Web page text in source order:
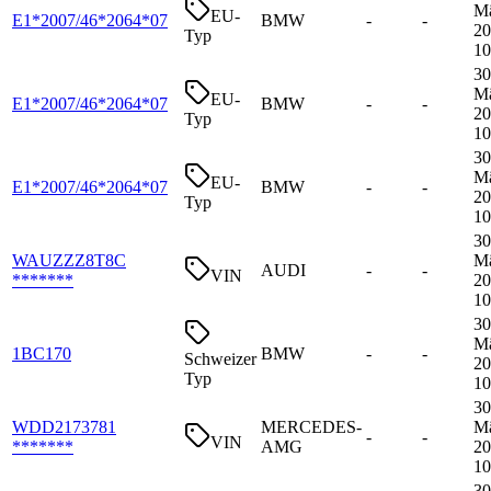
E1*2007/46*2064*07
EU-
Typ
BMW - -
E1*2007/46*2064*07
EU-
Typ
BMW - -
E1*2007/46*2064*07
EU-
Typ
BMW - -
WAUZZZ8T8C
*******
VIN AUDI - -
1BC170
Schweizer
Typ
BMW - -
WDD2173781
*******
VIN
MERCEDES-
AMG
- -